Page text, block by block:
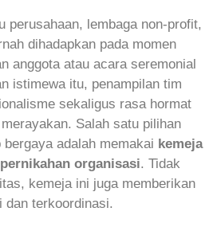
perusahaan, lembaga non‑profit,
dihadapkan pada momen
anggota atau acara seremonial
istimewa itu, penampilan tim
sekaligus rasa hormat
Salah satu pilihan
adalah memakai kemeja
organisasi. Tidak
kemeja ini juga memberikan
dan terkoordinasi.